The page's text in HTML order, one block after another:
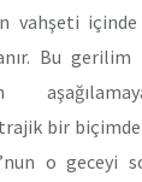
vahşeti
Bu
bir biçimde
o geceyi